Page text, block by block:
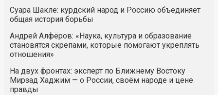
Суара Шакле: курдский народ и Россию объединяет
общая история борьбы
Андрей Алфёров: «Наука, культура и образование
становятся скрепами, которые помогают укреплять
отношения»
На двух фронтах: эксперт по Ближнему Востоку
Мирзад Хаджим — о России, своём народе и цене
правды